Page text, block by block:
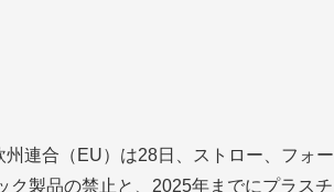
州連合（EU）は28日、ストロー、フォー
ク製品の禁止と、2025年までにプラスチ